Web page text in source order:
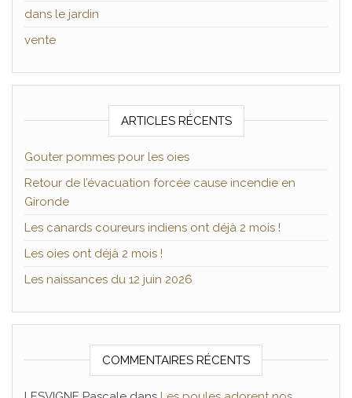
dans le jardin
vente
ARTICLES RÉCENTS
Gouter pommes pour les oies
Retour de l’évacuation forcée cause incendie en
Gironde
Les canards coureurs indiens ont déjà 2 mois !
Les oies ont déjà 2 mois !
Les naissances du 12 juin 2026
COMMENTAIRES RÉCENTS